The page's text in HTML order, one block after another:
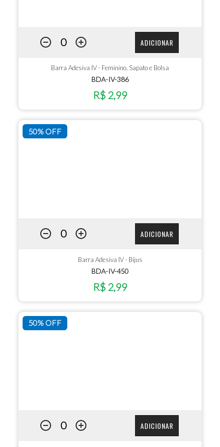
ADICIONAR
Barra Adesiva IV - Feminino, Sapato e Bolsa
BDA-IV-386
R$ 2,99
50% OFF
ADICIONAR
Barra Adesiva IV - Bijus
BDA-IV-450
R$ 2,99
50% OFF
ADICIONAR